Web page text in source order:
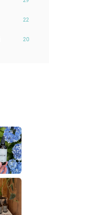
22
20